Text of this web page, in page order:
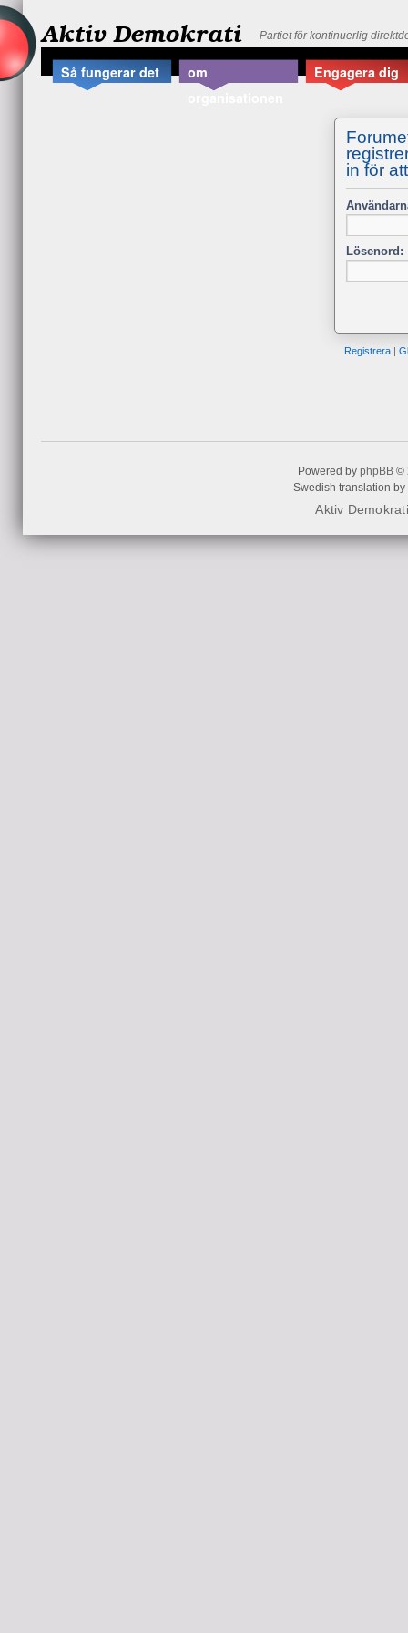
Aktiv Demokrati Partiet för kontinuerlig
Så fungerar det
om
Engagera dig
in för
Lösenord:
Registrera|
Powered by phpBB©
Swedish translation by
Aktiv Demokrati